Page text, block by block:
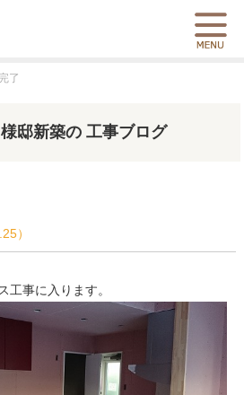
了
邸新築の 工事ブログ
）
工事に入ります。